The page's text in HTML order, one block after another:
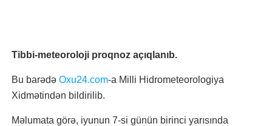
Tibbi-meteoroloji proqnoz açıqlanıb.
Bu barədə Oxu24.com-a Milli Hidrometeorologiya
Xidmətindən bildirilib.
Məlumata görə, iyunun 7-si günün birinci yarısında